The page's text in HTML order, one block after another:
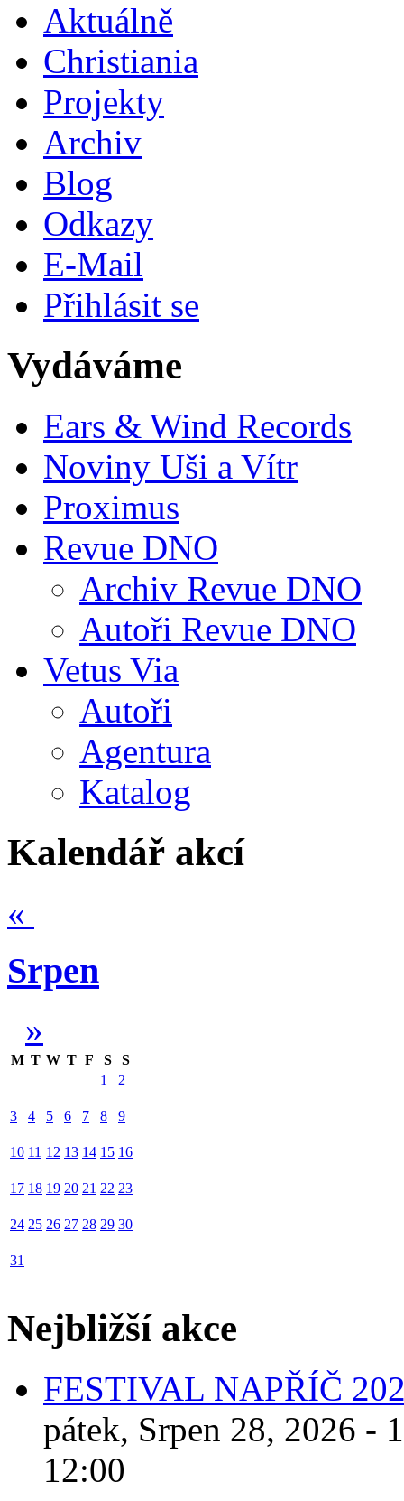
Aktuálně
Christiania
Projekty
Archiv
Blog
Odkazy
E-Mail
Přihlásit se
Vydáváme
Ears & Wind Records
Noviny Uši a Vítr
Proximus
Revue DNO
Archiv Revue DNO
Autoři Revue DNO
Vetus Via
Autoři
Agentura
Katalog
Kalendář akcí
«
Srpen
»
M T W T F S
S
1
2
3 4 5 6 7 8 9
10 11 12 13 14 15 16
17 18 19 20 21 22 23
24 25 26 27 28 29 30
31
Nejbližší akce
FESTIVAL NAPŘÍČ
pátek, Srpen 28, 2026 -
12:00